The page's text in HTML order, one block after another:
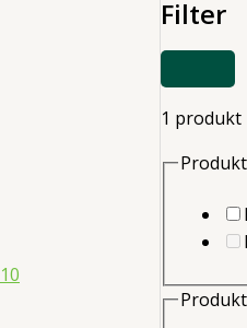
10
Filter
ELLER
FILTER
1 produkt